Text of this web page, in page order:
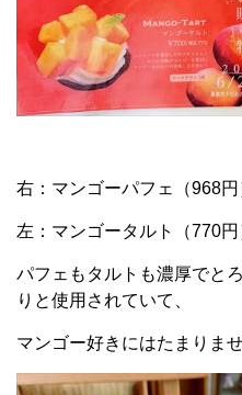
右：マンゴーパフェ（968円
左：マンゴータルト（770円
パフェもタルトも濃厚でと
りと使用されていて、
マンゴー好きにはたまりませ